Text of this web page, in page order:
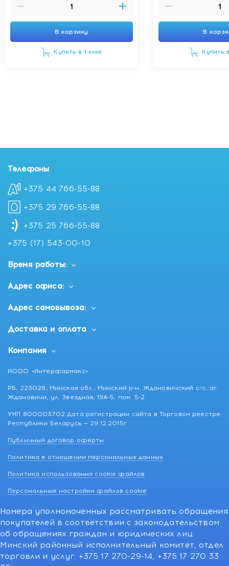
В корзину
Купить в 1 клик
В
Купить
Телефоны
+375 44 766-55-88
+375 29 766-55-88
+375 25 766-55-88
+375 (17) 543-00-10
Время работы:
Адрес офиса:
Адрес самовывоза:
Доставка и оплата
Компания
ИООО «Интерфармакс»
РБ, 223028, Минская обл., Минский р-н, Ждановичский с/с, аг.
Ждановичи, ул. Звездная, 19А-5, пом. 5-2
УНП 800003702 Дата регистрации сайта в Торговом реестре
Республики Беларусь — 29.12.2015г
Публичный договор оферты
Политика в отношении персональных данных
Политика использования cookie файлов
Персональные настройки файлов cookie
Номера уполномоченных рассматривать обращения
покупателей в соответствии с законодательством
об обращениях граждан и юридических лиц:
Минский районный исполнительный комитет, отдел
торговли и услуг: +375 17 270-29-14, +375 17 270 33